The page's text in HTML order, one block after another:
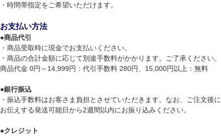
・時間帯指定をご希望いただけます。
お支払い方法
●商品代引
・商品受取時に現金でお支払いください。
・商品の合計金額に応じて別途手数料がかかります。ご了承ください。
商品代金 0円～14,999円：代引手数料 280円、15,000円以上：無料
●銀行振込
・振込手数料はお客さま負担とさせていただきます。なお、ご注文後に
お伝えする発送可能日から2週間以内にお振り込みください。
●クレジット